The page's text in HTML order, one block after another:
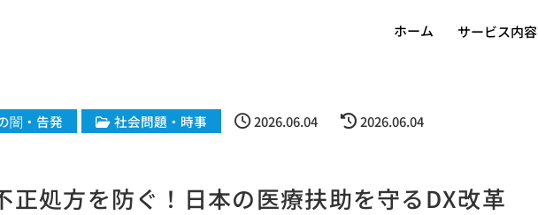
ホーム サービス内容
闇・告発 社会問題・時事 2026.06.04 2026.06.04
処方を防ぐ！日本の医療扶助を守るDX改革